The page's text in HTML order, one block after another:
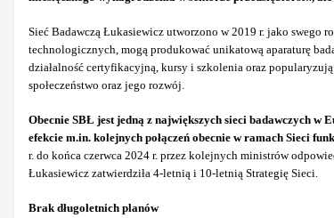
Sieć Badawczą Łukasiewicz utworzono w 2019 r. jako swego
technologicznych, mogą produkować unikatową aparaturę
działalność certyfikacyjną, kursy i szkolenia oraz
społeczeństwo oraz jego rozwój.
Obecnie SBŁ jest jedną z największych sieci badawczych w
efekcie m.in. kolejnych połączeń obecnie w ramach Sieci
r. do końca czerwca 2024 r. przez kolejnych ministrów
Łukasiewicz zatwierdziła 4-letnią i 10-letnią Strategię Sieci.
Brak długoletnich planów